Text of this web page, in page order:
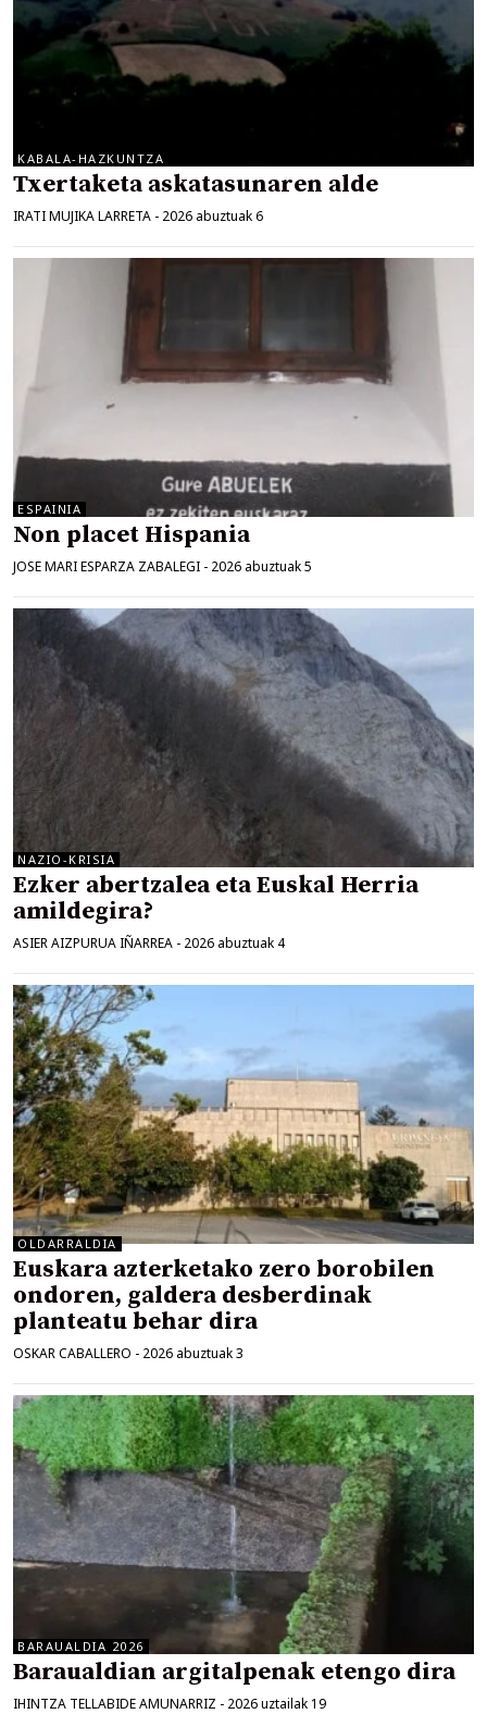
KABALA-HAZKUNTZA
Txertaketa askatasunaren alde
IRATI MUJIKA LARRETA - 2026 abuztuak 6
ESPAINIA
Non placet Hispania
JOSE MARI ESPARZA ZABALEGI - 2026 abuztuak 5
NAZIO-KRISIA
Ezker abertzalea eta Euskal Herria
amildegira?
ASIER AIZPURUA IÑARREA - 2026 abuztuak 4
OLDARRALDIA
Euskara azterketako zero borobilen
ondoren, galdera desberdinak
planteatu behar dira
OSKAR CABALLERO - 2026 abuztuak 3
BARAUALDIA 2026
Baraualdian argitalpenak etengo dira
IHINTZA TELLABIDE AMUNARRIZ - 2026 uztailak 19